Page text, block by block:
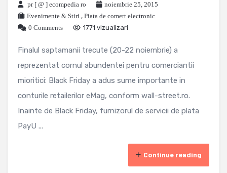
pr [ @ ] ecompedia ro
noiembrie 25, 2015
Evenimente & Stiri , Piata de comert electronic
0 Comments
1771 vizualizari
Finalul saptamanii trecute (20-22 noiembrie) a
reprezentat cornul abundentei pentru comerciantii
mioritici: Black Friday a adus sume importante in
conturile retailerilor eMag, conform wall-street.ro.
Inainte de Black Friday, furnizorul de servicii de plata
PayU ...
Continue reading